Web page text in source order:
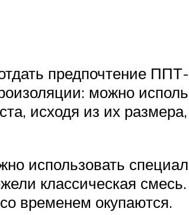
предпочтение
можно
исходя из их
использовать
классическая
временем окупаются.